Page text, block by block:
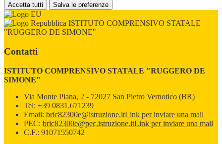
Accetta tutti Salva le preferenze
ISTITUTO COMPRENSIVO STATALE
"RUGGERO DE SIMONE"
Contatti
ISTITUTO COMPRENSIVO STATALE "RUGGERO DE
SIMONE"
Via Monte Piana, 2 - 72027 San Pietro Vernotico (BR)
Tel: +39 0831.671239
Email: bric82300e@istruzione.itLink per inviare una mail
PEC: bric82300e@pec.istruzione.itLink per inviare una mail
C.F.: 91071550742